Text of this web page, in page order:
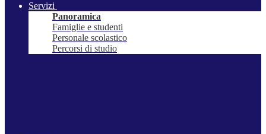
Servizi
Panoramica
Famiglie e studenti
Personale scolastico
Percorsi di studio